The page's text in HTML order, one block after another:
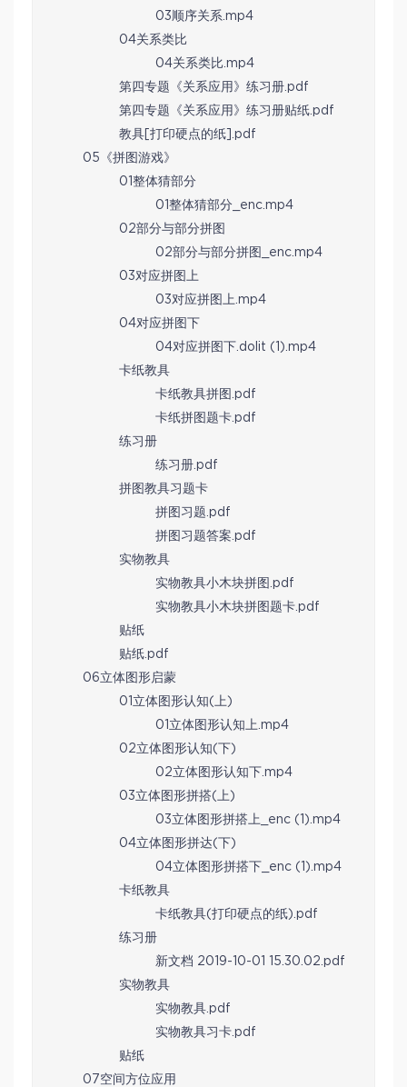
03顺序关系.mp4
04关系类比
04关系类比.mp4
第四专题《关系应用》练习册.pdf
第四专题《关系应用》练习册贴纸.pdf
教具[打印硬点的纸].pdf
05《拼图游戏》
01整体猜部分
01整体猜部分_enc.mp4
02部分与部分拼图
02部分与部分拼图_enc.mp4
03对应拼图上
03对应拼图上.mp4
04对应拼图下
04对应拼图下.dolit (1).mp4
卡纸教具
卡纸教具拼图.pdf
卡纸拼图题卡.pdf
练习册
练习册.pdf
拼图教具习题卡
拼图习题.pdf
拼图习题答案.pdf
实物教具
实物教具小木块拼图.pdf
实物教具小木块拼图题卡.pdf
贴纸
贴纸.pdf
06立体图形启蒙
01立体图形认知(上)
01立体图形认知上.mp4
02立体图形认知(下)
02立体图形认知下.mp4
03立体图形拼搭(上)
03立体图形拼搭上_enc (1).mp4
04立体图形拼达(下)
04立体图形拼搭下_enc (1).mp4
卡纸教具
卡纸教具(打印硬点的纸).pdf
练习册
新文档 2019-10-01 15.30.02.pdf
实物教具
实物教具.pdf
实物教具习卡.pdf
贴纸
07空间方位应用